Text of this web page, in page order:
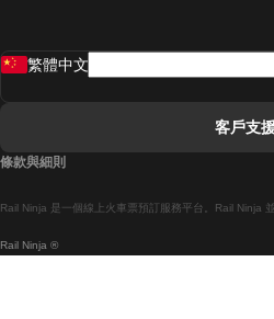
Rail Ninja ®
Rail Ninja 是一個線上火車票預訂服務平台。Rail Ninja
繁體中文
客戶支
條款與細則